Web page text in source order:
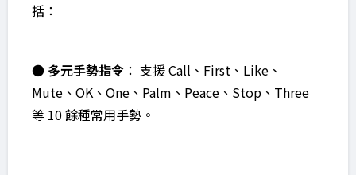
括：
● 多元手勢指令 ： 支援 Call、First、Like、
Mute、OK、One、Palm、Peace、Stop、Three
等 10 餘種常用手勢。